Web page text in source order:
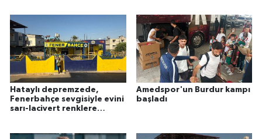
Hataylı depremzede,
Fenerbahçe sevgisiyle evini
sarı-lacivert renklere
Amedspor'un Burdur kampı
başladı